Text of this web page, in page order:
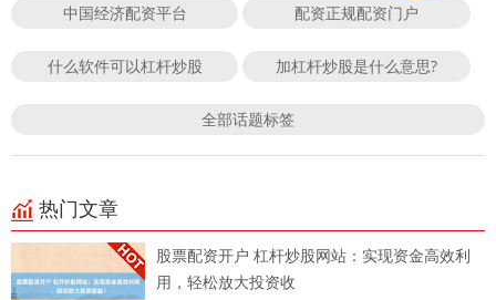
中国经济配资平台 配资正规配资门户
什么软件可以杠杆炒股 加杠杆炒股是什么意思?
全部话题标签
热门文章
股票配资开户 杠杆炒股网站：实现资金高效利
用，轻松放大投资收